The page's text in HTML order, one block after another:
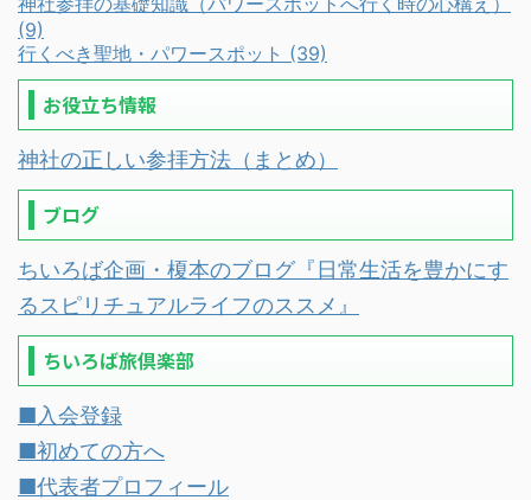
(9)
行くべき聖地・パワースポット (39)
お役立ち情報
神社の正しい参拝方法（まとめ）
ブログ
ちいろば企画・榎本のブログ『日常生活を豊かにす
るスピリチュアルライフのススメ』
ちいろば旅倶楽部
■入会登録
■初めての方へ
■代表者プロフィール